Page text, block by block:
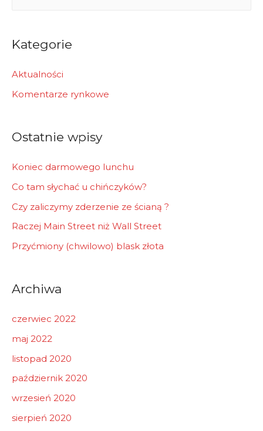
r
h
f
Kategorie
Aktualności
Komentarze rynkowe
Ostatnie wpisy
Koniec darmowego lunchu
Co tam słychać u chińczyków?
Czy zaliczymy zderzenie ze ścianą ?
Raczej Main Street niż Wall Street
Przyćmiony (chwilowo) blask złota
Archiwa
czerwiec 2022
maj 2022
listopad 2020
październik 2020
wrzesień 2020
sierpień 2020